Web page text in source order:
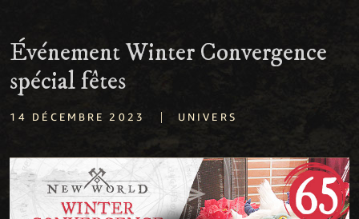
Événement Winter Convergence
spécial fêtes
14 DÉCEMBRE 2023 | UNIVERS